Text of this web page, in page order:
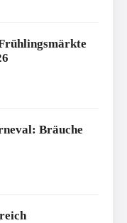
Bräuche